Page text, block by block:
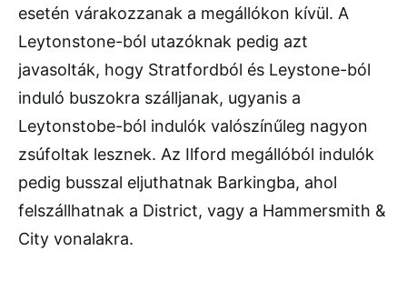
esetén várakozzanak a megállókon kívül. A
Leytonstone-ból utazóknak pedig azt
javasolták, hogy Stratfordból és Leystone-ból
induló buszokra szálljanak, ugyanis a
Leytonstobe-ból indulók valószínűleg nagyon
zsúfoltak lesznek. Az Ilford megállóból indulók
pedig busszal eljuthatnak Barkingba, ahol
felszállhatnak a District, vagy a Hammersmith &
City vonalakra.